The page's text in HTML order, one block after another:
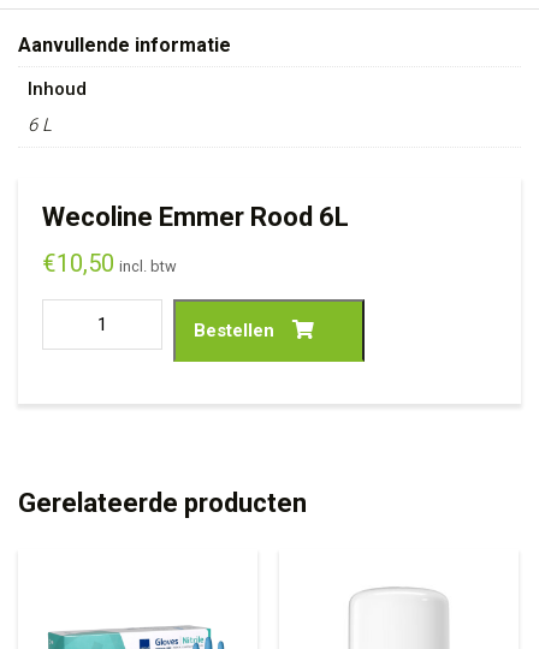
Aanvullende informatie
Inhoud
6 L
Wecoline Emmer Rood 6L
€10,50 incl. btw
Bestellen
Gerelateerde producten